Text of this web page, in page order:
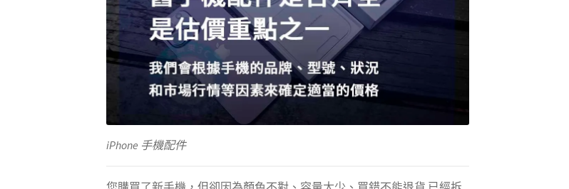
iPhone 手機配件